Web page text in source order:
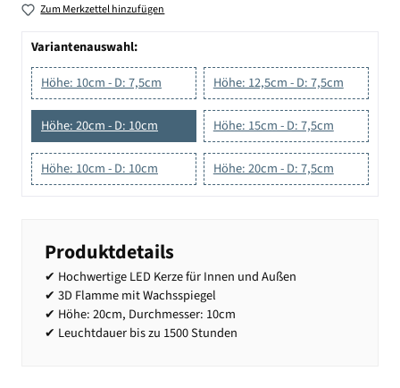
Zum Merkzettel hinzufügen
Variantenauswahl:
Höhe: 10cm - D: 7,5cm
Höhe: 12,5cm - D: 7,5cm
Höhe: 20cm - D: 10cm Höhe: 15cm - D: 7,5cm
Höhe: 10cm - D: 10cm Höhe: 20cm - D: 7,5cm
Produktdetails
✔ Hochwertige LED Kerze für Innen und Außen
✔ 3D Flamme mit Wachsspiegel
✔ Höhe: 20cm, Durchmesser: 10cm
✔ Leuchtdauer bis zu 1500 Stunden